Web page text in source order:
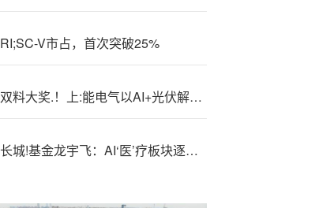
RI;SC-V市占，首次突破25%
双料大奖.！上:能电气以AI+光伏解决方案赋能高质量发展
长城!基金龙宇飞：AI‘医’疗板块逐渐进入战略配置窗口期